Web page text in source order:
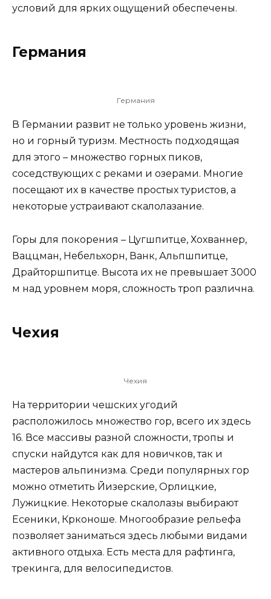
условий для ярких ощущений обеспечены.
Германия
Германия
В Германии развит не только уровень жизни,
но и горный туризм. Местность подходящая
для этого – множество горных пиков,
соседствующих с реками и озерами. Многие
посещают их в качестве простых туристов, а
некоторые устраивают скалолазание.
Горы для покорения – Цугшпитце, Хохваннер,
Ваццман, Небельхорн, Ванк, Альпшпитце,
Драйторшпитце. Высота их не превышает 3000
м над уровнем моря, сложность троп различна.
Чехия
Чехия
На территории чешских угодий
расположилось множество гор, всего их здесь
16. Все массивы разной сложности, тропы и
спуски найдутся как для новичков, так и
мастеров альпинизма. Среди популярных гор
можно отметить Йизерские, Орлицкие,
Лужицкие. Некоторые скалолазы выбирают
Есеники, Крконоше. Многообразие рельефа
позволяет заниматься здесь любыми видами
активного отдыха. Есть места для рафтинга,
трекинга, для велосипедистов.